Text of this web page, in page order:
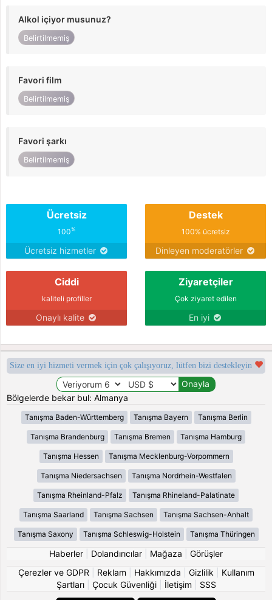
Alkol içiyor musunuz?
Belirtilmemiş
Favori film
Belirtilmemiş
Favori şarkı
Belirtilmemiş
Ücretsiz
100%
Ücretsiz hizmetler
Destek
100% ücretsiz
Dinleyen moderatörler
Ciddi
kaliteli profiller
Onaylı kalite
Ziyaretçiler
Çok ziyaret edilen
En iyi
Size en iyi hizmeti vermek için çok çalışıyoruz, lütfen bizi destekleyin
Bölgelerde bekar bul: Almanya
Tanışma Baden-Württemberg Tanışma Bayern Tanışma Berlin
Tanışma Brandenburg Tanışma Bremen Tanışma Hamburg
Tanışma Hessen Tanışma Mecklenburg-Vorpommern
Tanışma Niedersachsen Tanışma Nordrhein-Westfalen
Tanışma Rheinland-Pfalz Tanışma Rhineland-Palatinate
Tanışma Saarland Tanışma Sachsen Tanışma Sachsen-Anhalt
Tanışma Saxony Tanışma Schleswig-Holstein Tanışma Thüringen
Haberler Dolandırıcılar Mağaza
Görüşler
Çerezler ve GDPR
Reklam Hakkımızda Gizlilik
Kullanım
Şartları| Çocuk Güvenliği| İletişim SSS